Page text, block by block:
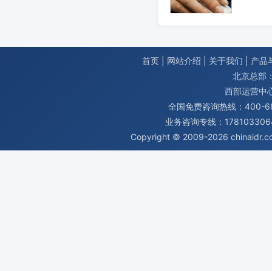
首页 网站介绍 关于我们
产品
北京总部
西部运营中
全国免费咨询热线：400-
业务咨询专线：
Copyright © 2009-2026